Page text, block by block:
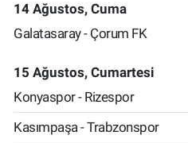
14 Ağustos, Cuma
Galatasaray - Çorum FK
15 Ağustos, Cumartesi
Konyaspor - Rizespor
Kasımpaşa - Trabzonspor